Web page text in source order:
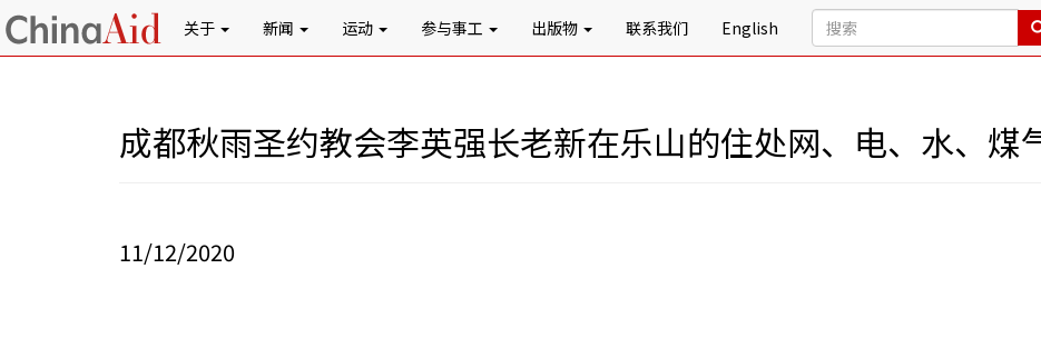
关于 新闻 运动 参与事工 出版物 联系我们 English
成都秋雨圣约教会李英强长老新在乐山的住处网、电、水、煤
11/12/2020